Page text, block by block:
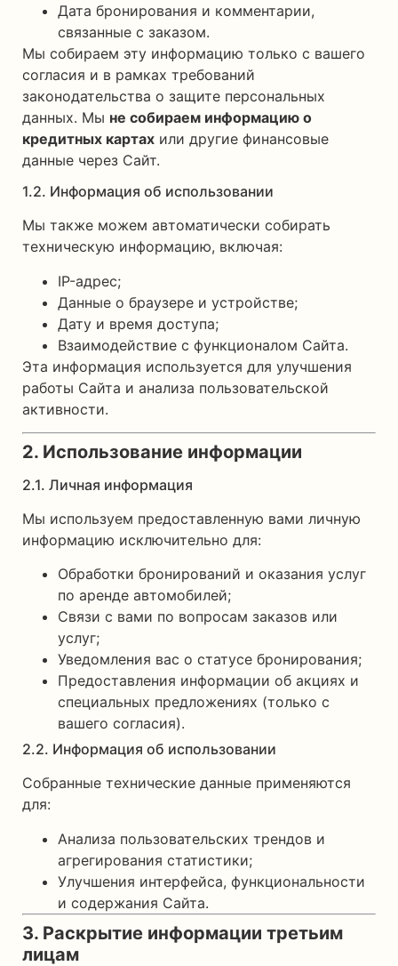
Дата бронирования и комментарии,
связанные с заказом.
Мы собираем эту информацию только с вашего
согласия и в рамках требований
законодательства о защите персональных
данных. Мы не собираем информацию о
кредитных картах или другие финансовые
данные через Сайт.
1.2. Информация об использовании
Мы также можем автоматически собирать
техническую информацию, включая:
IP-адрес;
Данные о браузере и устройстве;
Дату и время доступа;
Взаимодействие с функционалом Сайта.
Эта информация используется для улучшения
работы Сайта и анализа пользовательской
активности.
2. Использование информации
2.1. Личная информация
Мы используем предоставленную вами личную
информацию исключительно для:
Обработки бронирований и оказания услуг
по аренде автомобилей;
Связи с вами по вопросам заказов или
услуг;
Уведомления вас о статусе бронирования;
Предоставления информации об акциях и
специальных предложениях (только с
вашего согласия).
2.2. Информация об использовании
Собранные технические данные применяются
для:
Анализа пользовательских трендов и
агрегирования статистики;
Улучшения интерфейса, функциональности
и содержания Сайта.
3. Раскрытие информации третьим
лицам